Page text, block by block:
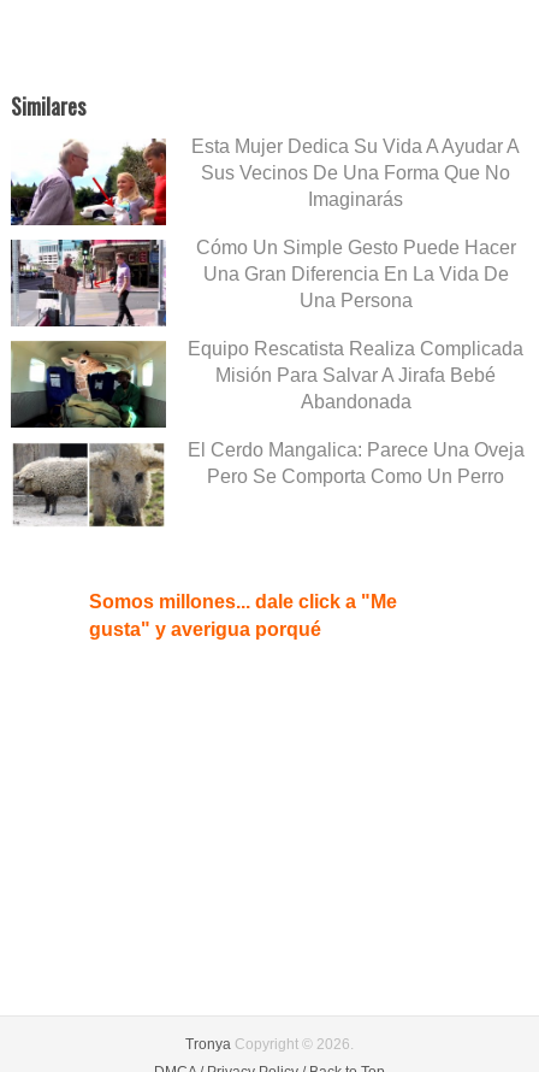
Similares
Esta Mujer Dedica Su Vida A Ayudar A
Sus Vecinos De Una Forma Que No
Imaginarás
Cómo Un Simple Gesto Puede Hacer
Una Gran Diferencia En La Vida De
Una Persona
Equipo Rescatista Realiza Complicada
Misión Para Salvar A Jirafa Bebé
Abandonada
El Cerdo Mangalica: Parece Una Oveja
Pero Se Comporta Como Un Perro
Somos millones... dale click a "Me
gusta" y averigua porqué
TronyaCopyright © 2026.